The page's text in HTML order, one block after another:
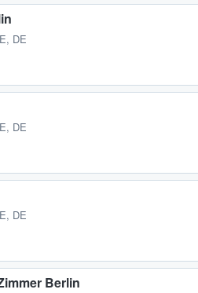
DE
DE
DE
Berlin